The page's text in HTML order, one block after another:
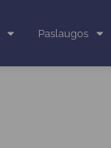
Paslaugos